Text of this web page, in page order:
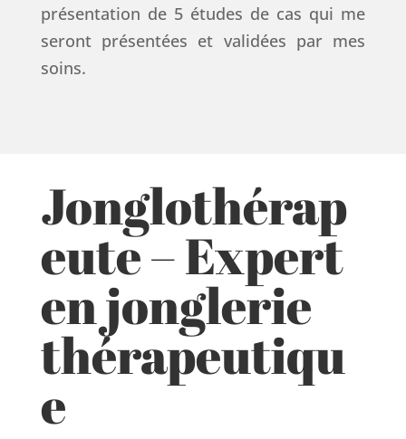
présentation de 5 études de cas qui me
seront présentées et validées par mes
soins.
Jonglothérap
eute – Expert
en jonglerie
thérapeutiqu
e